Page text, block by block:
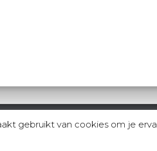
gebruikt van cookies om je